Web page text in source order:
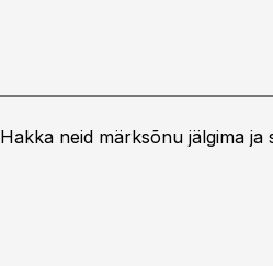
Hakka neid märksõnu jälgima ja